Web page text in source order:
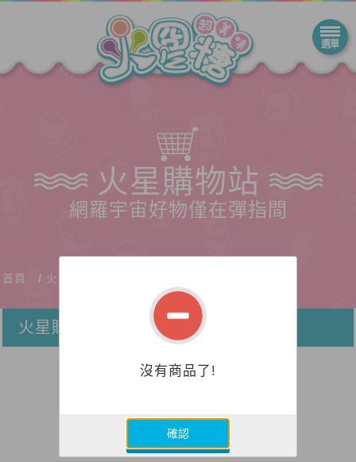
火星購物站
網羅宇宙好物僅在彈指間
首頁 火星購物站
火星購物站
沒有商品了!
確認